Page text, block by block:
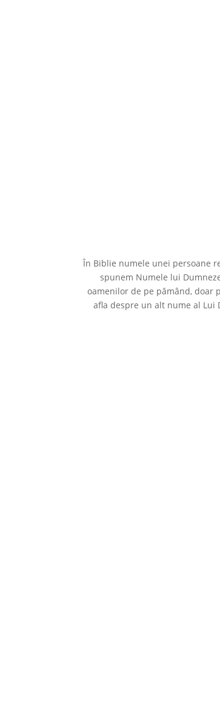
În Biblie numele unei persoane
spunem Numele lui
oamenilor de pe pămând, doar
afla despre un alt nume al Lui